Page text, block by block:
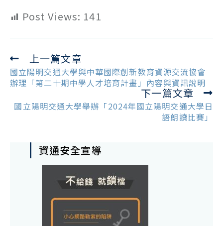
Post Views: 141
Read
more
articles
上一篇文章
國立陽明交通大學與中華國際創新教育資源交流協會
辦理「第二十期中學人才培育計畫」內容與資訊說明
下一篇文章
國立陽明交通大學舉辦「2024年國立陽明交通大學日
語朗讀比賽」
資通安全宣導